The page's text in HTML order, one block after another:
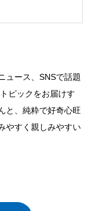
ュース、SNSで話題
ピックをお届けす
と、純粋で好奇心旺
やすく親しみやすい